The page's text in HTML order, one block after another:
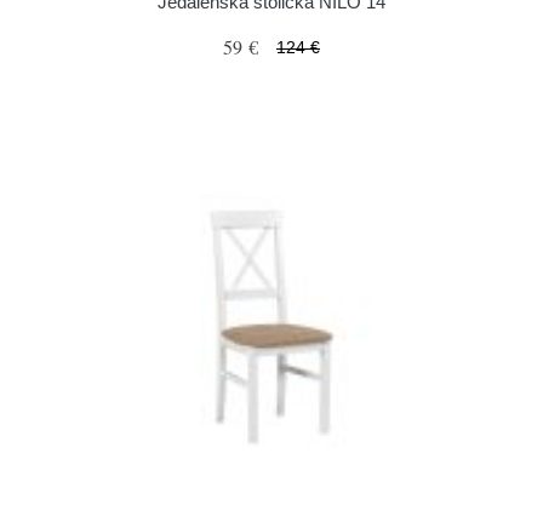
59 € 124 €